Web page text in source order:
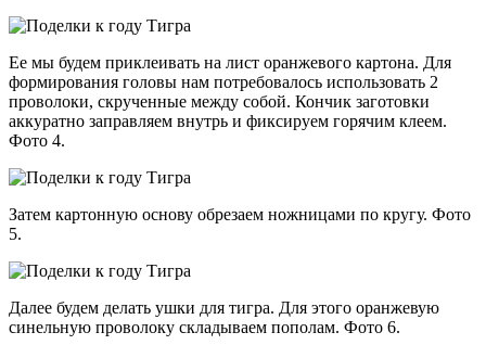
Ее мы будем приклеивать на лист оранжевого картона. Для
формирования головы нам потребовалось использовать 2
проволоки, скрученные между собой. Кончик заготовки
аккуратно заправляем внутрь и фиксируем горячим клеем.
Фото 4.
Затем картонную основу обрезаем ножницами по кругу. Фото
5.
Далее будем делать ушки для тигра. Для этого оранжевую
синельную проволоку складываем пополам. Фото 6.